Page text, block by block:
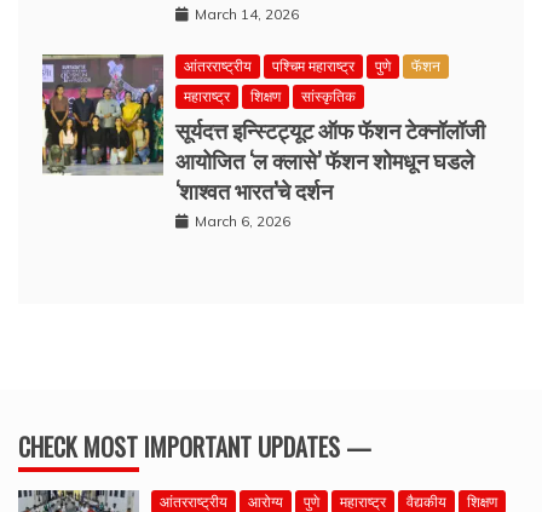
March 14, 2026
आंतरराष्ट्रीय पश्चिम महाराष्ट्र पुणे
फॅशन
महाराष्ट्र
शिक्षण सांस्कृतिक
सूर्यदत्त इन्स्टिट्यूट ऑफ फॅशन टेक्नॉलॉजी
आयोजित ‘ल क्लासे’ फॅशन शोमधून घडले
‘शाश्वत भारत’चे दर्शन
March 6, 2026
CHECK MOST IMPORTANT UPDATES —
आंतरराष्ट्रीय आरोग्य पुणे महाराष्ट्र वैद्यकीय शिक्षण